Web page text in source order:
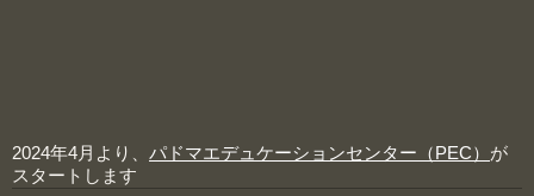
2024年4月より、 パドマエデュケーションセンター（PEC） が
スタートします